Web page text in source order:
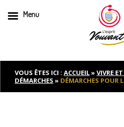
to
contentVOUS ÊTES ICI : ACCUEIL» VIVRE
DÉMARCHES » DÉMARCHES POUR
Menu